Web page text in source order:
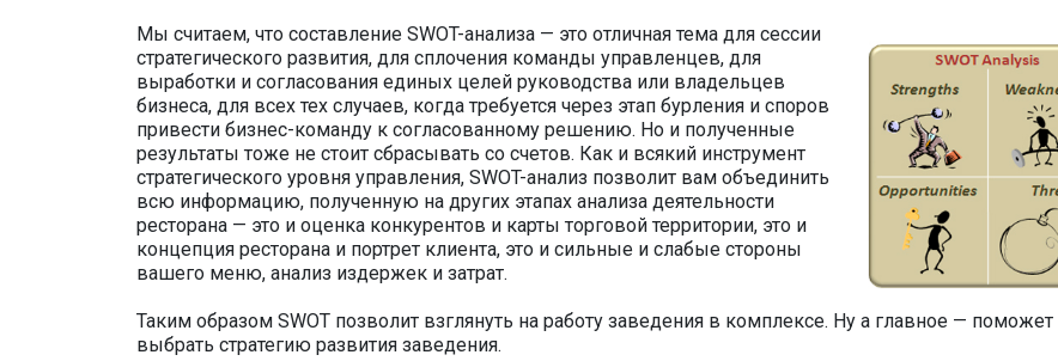
Мы считаем, что составление SWOT-анализа — это отличная тема для сессии
стратегического развития, для сплочения команды управленцев, для
выработки и согласования единых целей руководства или владельцев
бизнеса, для всех тех случаев, когда требуется через этап бурления и споров
привести бизнес-команду к согласованному решению. Но и полученные
результаты тоже не стоит сбрасывать со счетов. Как и всякий инструмент
стратегического уровня управления, SWOT-анализ позволит вам объединить
всю информацию, полученную на других этапах анализа деятельности
ресторана — это и оценка конкурентов и карты торговой территории, это и
концепция ресторана и портрет клиента, это и сильные и слабые стороны
вашего меню, анализ издержек и затрат.
Таким образом SWOT позволит взглянуть на работу заведения в комплексе. Ну а главное — поможет
выбрать стратегию развития заведения.